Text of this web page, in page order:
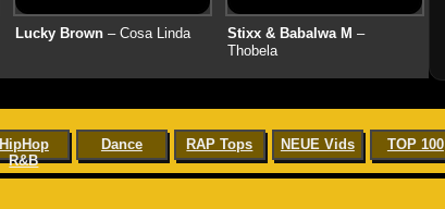
Lucky Brown– Cosa Linda Stixx & Babalwa M –
Thobela
HipHop
R&B
Dance RAP Tops NEUE Vids TOP 100